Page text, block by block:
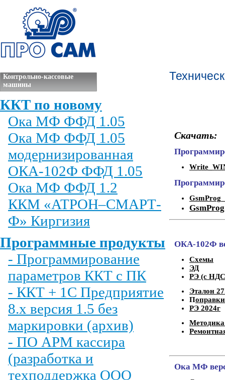
Контрольно-кассовые
машины
ККТ по новому
Ока МФ ФФД 1.05
Ока МФ ФФД 1.05
модернизированная
ОКА-102Ф ФФД 1.05
Ока МФ ФФД 1.2
ККМ «АТРОН–СМАРТ-
Ф» Киргизия
Программные продукты
- Программирование
параметров ККТ с ПК
- ККТ + 1С Предприятие
8.х версия 1.5 без
маркировки (архив)
- ПО АРМ кассира
(разработка и
техподдержка ООО
Скачать:
ОКА-102Ф
Схемы
ЭД
РЭ (с
Эталон
П
РЭ 2024г
Ока МФ